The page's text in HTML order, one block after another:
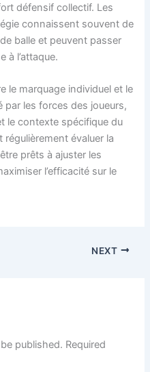
défensif collectif. Les
connaissent souvent de
balle et peuvent passer
à l’attaque.
le marquage individuel et le
par les forces des joueurs,
le contexte spécifique du
évaluer la
prêts à ajuster les
l’efficacité sur le
NEXT
published. Required